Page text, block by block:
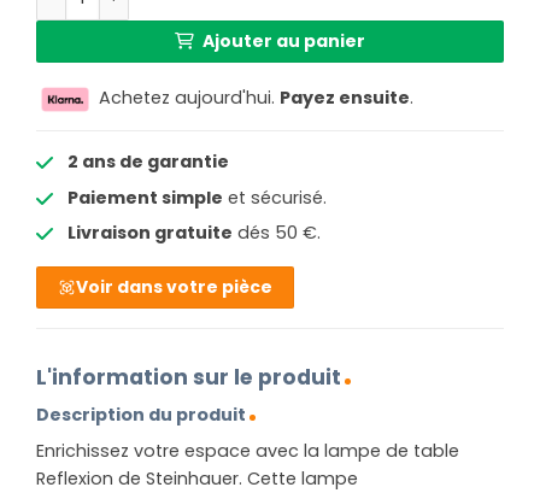
Ajouter au panier
Achetez aujourd'hui. Payez ensuite.
2 ans de garantie
Paiement simple et sécurisé.
Livraison gratuite dés 50 €.
Voir dans votre pièce
L'information sur le produit
Description du produit
Enrichissez votre espace avec la lampe de table
Reflexion de Steinhauer. Cette lampe